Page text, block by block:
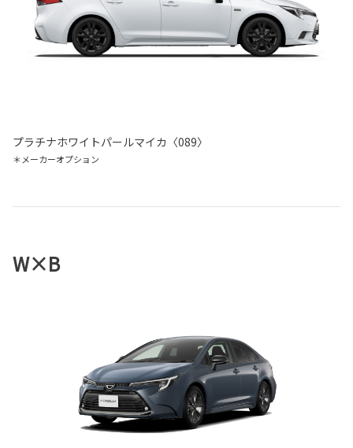
プラチナホワイトパールマイカ〈089〉
＊メーカーオプション
W×B